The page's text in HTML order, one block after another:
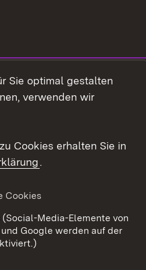
Datenschutz
Cookies
Sie optimal gestalten
verwenden wir
Cookies erhalten Sie in
.
Cookies
Media-Elemente von
Google werden auf der